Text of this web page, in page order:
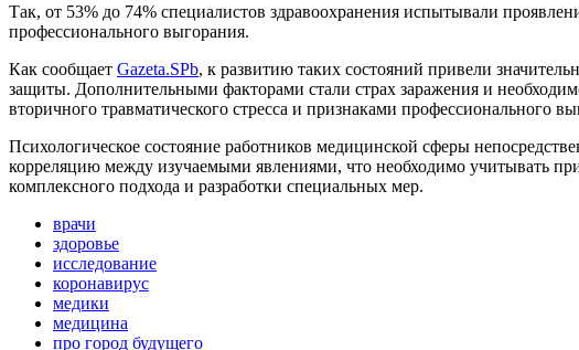
Так, от 53% до 74% специалистов здравоохранения испытывали
профессионального выгорания.
Как сообщает Gazeta.SPb, к развитию таких состояний привели
защиты. Дополнительными факторами стали страх заражения и
вторичного травматического стресса и признаками профессионального
Психологическое состояние работников медицинской сферы
корреляцию между изучаемыми явлениями, что необходимо учитывать
комплексного подхода и разработки специальных мер.
врачи
здоровье
исследование
коронавирус
медики
медицина
про город будущего